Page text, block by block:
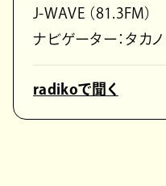
J-WAVE （81.3FM
ナビゲーター：タカ
radikoで聞く